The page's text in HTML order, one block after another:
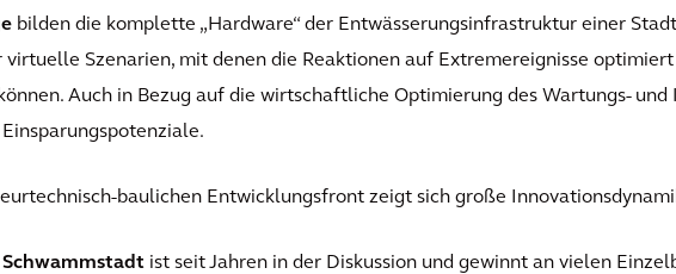
bilden die komplette „Hardware“ der Entwässerungsinfrastruktur einer
virtuelle Szenarien, mit denen die Reaktionen auf Extremereignisse
Auch in Bezug auf die wirtschaftliche Optimierung des Wartungs-
baulichen Entwicklungsfront zeigt sich große
Schwammstadt ist seit Jahren in der Diskussion und gewinnt an vielen